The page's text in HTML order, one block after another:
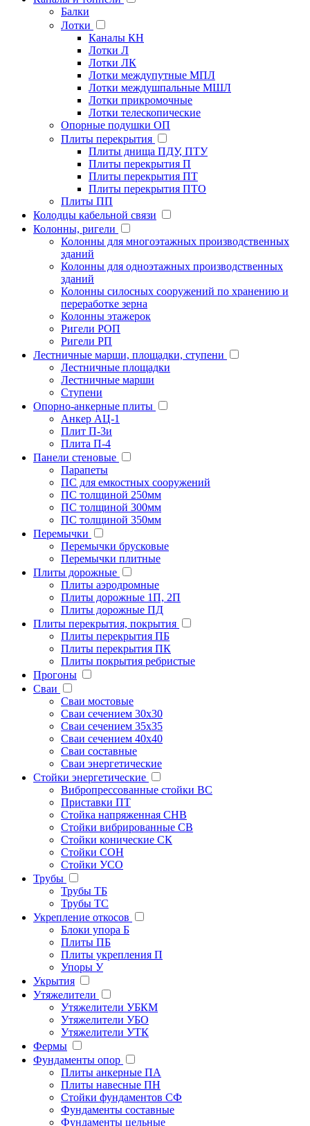
Балки
Лотки
Каналы КН
Лотки Л
Лотки ЛК
Лотки междупутные МПЛ
Лотки междушпальные МШЛ
Лотки прикромочные
Лотки телескопические
Опорные подушки ОП
Плиты перекрытия
Плиты днища ПДУ, ПТУ
Плиты перекрытия П
Плиты перекрытия ПТ
Плиты перекрытия ПТО
Плиты ПП
Колодцы кабельной связи
Колонны, ригели
Колонны для многоэтажных производственных
зданий
Колонны для одноэтажных производственных
зданий
Колонны силосных сооружений по хранению и
переработке зерна
Колонны этажерок
Ригели РОП
Ригели РП
Лестничные марши, площадки, ступени
Лестничные площадки
Лестничные марши
Ступени
Опорно-анкерные плиты
Анкер АЦ-1
Плит П-3и
Плита П-4
Панели стеновые
Парапеты
ПС для емкостных сооружений
ПС толщиной 250мм
ПС толщиной 300мм
ПС толщиной 350мм
Перемычки
Перемычки брусковые
Перемычки плитные
Плиты дорожные
Плиты аэродромные
Плиты дорожные 1П, 2П
Плиты дорожные ПД
Плиты перекрытия, покрытия
Плиты перекрытия ПБ
Плиты перекрытия ПК
Плиты покрытия ребристые
Прогоны
Сваи
Сваи мостовые
Сваи сечением 30х30
Сваи сечением 35х35
Сваи сечением 40х40
Сваи составные
Сваи энергетические
Стойки энергетические
Вибропрессованные стойки ВС
Приставки ПТ
Стойка напряженная СНВ
Стойки вибрированные СВ
Стойки конические СК
Стойки СОН
Стойки УСО
Трубы
Трубы ТБ
Трубы ТС
Укрепление откосов
Блоки упора Б
Плиты ПБ
Плиты укрепления П
Упоры У
Укрытия
Утяжелители
Утяжелители УБКМ
Утяжелители УБО
Утяжелители УТК
Фермы
Фундаменты опор
Плиты анкерные ПА
Плиты навесные ПН
Стойки фундаментов СФ
Фундаменты составные
Фундаменты цельные